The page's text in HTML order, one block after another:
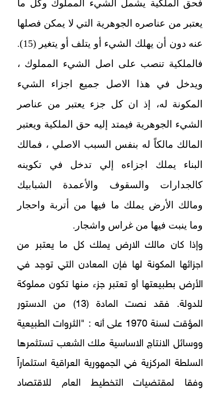
فحق الملكية يشمل الشيء المملوك وكل ما
يعتبر من عناصره الجوهرية التي لا يمكن فصلها
عنه دون أن يهلك الشيء أو يتلف أو يتغير (15).
فالملكية تنصب على اصل الشيء المملوك ،
ويدخل في هذا الاصل جميع اجزاء الشيء
المكونة له، إذ ان كل جزء يعتبر من عناصر
الشيء الجوهرية فيمتد إليه حق الملكية ويعتبر
المالك مالكاً له بنفس السبب الاصلي ، فمالك
البناء يملك اجزاءه إلي تدخل في تكوينه
كالجدارات والسقوف والأعمدة الشبابيك
ومالك الأرض يملك ما فيها من أتربة واحجار
وما ينبت فيها من غراس واشجار.
وإذا كان مالك الارض يملك كل ما يعتبر من
اجزائها المكونة لها فإن المعادن التي توجد في
الأرض بطبيعتها أو تعتبر جزء منها تكون مملوكة
للدولة. فقد نصت المادة (13) من الدستور
المؤقت لسنة 1970 على أنه : "الثروات الطبيعية
ووسائل الانتاج الاساسية ملك الشعب تستثمرها
السلطة المركزية في الجمهورية العراقية استثماراً
وفقا لمقتضيات التخطيط العام للاقتصاد